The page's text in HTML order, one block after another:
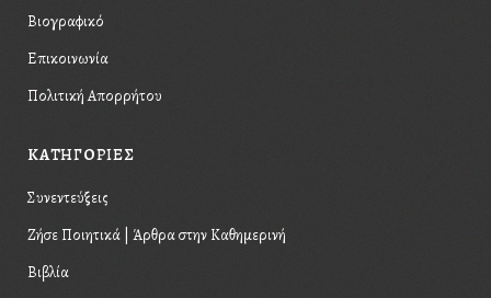
Βιογραφικό
Επικοινωνία
Πολιτική Απορρήτου
KΑΤΗΓΟΡΙΕΣ
Συνεντεύξεις
Ζήσε Ποιητικά | Άρθρα στην Καθημερινή
Βιβλία